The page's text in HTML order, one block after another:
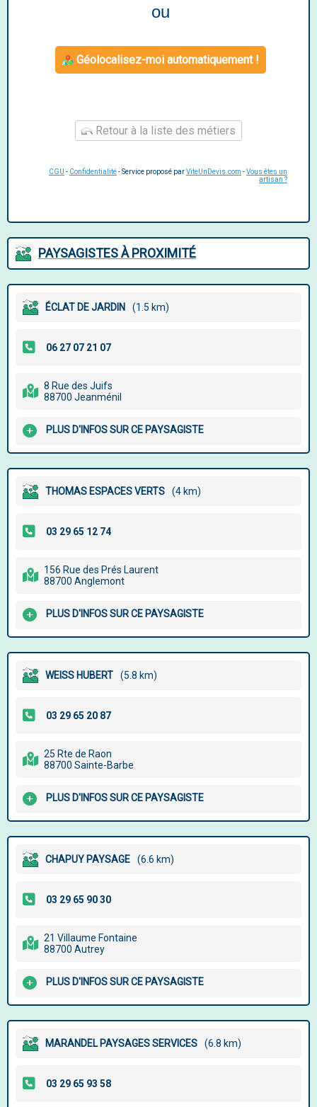
ou
Géolocalisez-moi automatiquement !
Retour à la liste des métiers
CGU - Confidentialité- Service proposé parViteUnDevis.com -Vous êtes un
artisan ?
PAYSAGISTES À PROXIMITÉ
ÉCLAT DE JARDIN (1.5 km)
8 Rue des Juifs
88700 Jeanménil
PLUS D'INFOS SUR CE PAYSAGISTE
THOMAS ESPACES VERTS (4 km)
156 Rue des Prés Laurent
88700 Anglemont
PLUS D'INFOS SUR CE PAYSAGISTE
WEISS HUBERT (5.8 km)
25 Rte de Raon
88700 Sainte-Barbe
PLUS D'INFOS SUR CE PAYSAGISTE
CHAPUY PAYSAGE (6.6 km)
21 Villaume Fontaine
88700 Autrey
PLUS D'INFOS SUR CE PAYSAGISTE
MARANDEL PAYSAGES SERVICES (6.8 km)